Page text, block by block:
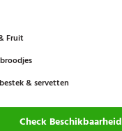
Fruit
& servetten
Check Beschikbaarheid